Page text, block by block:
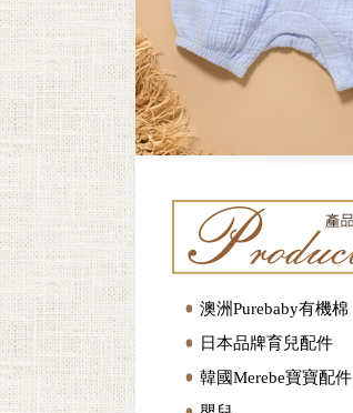
澳洲Purebaby有機棉
日本品牌育兒配件
韓國Merebe寶寶配件